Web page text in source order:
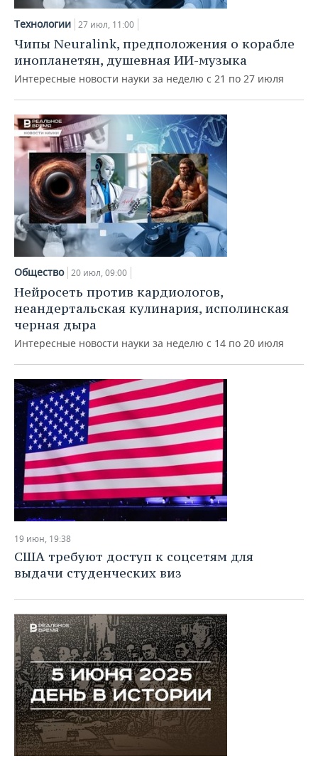
Технологии 27 июл, 11:00
Чипы Neuralink, предположения о корабле
инопланетян, душевная ИИ-музыка
Интересные новости науки за неделю с 21 по 27 июля
Общество 20 июл, 09:00
Нейросеть против кардиологов,
неандертальская кулинария, исполинская
черная дыра
Интересные новости науки за неделю с 14 по 20 июля
19 июн, 19:38
США требуют доступ к соцсетям для
выдачи студенческих виз